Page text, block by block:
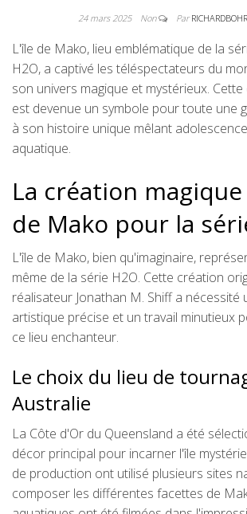
24 mars 2025 Non Par
L'île de Mako, lieu emblématique de la
H2O, a captivé les téléspectateurs du
son univers magique et mystérieux.
est devenue un symbole pour toute une
à son histoire unique mêlant
aquatique.
La création
de Mako pour la
L'île de Mako, bien qu'imaginaire,
même de la série H2O. Cette création
réalisateur Jonathan M. Shiff a nécessité
artistique précise et un travail minutieux
ce lieu enchanteur.
Le choix du lieu de
Australie
La Côte d'Or du Queensland a été
décor principal pour incarner l'île
de production ont utilisé plusieurs sites
composer les différentes facettes de